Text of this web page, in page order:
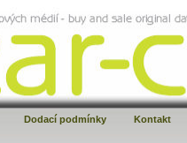
Dodací podmínky Kontakt